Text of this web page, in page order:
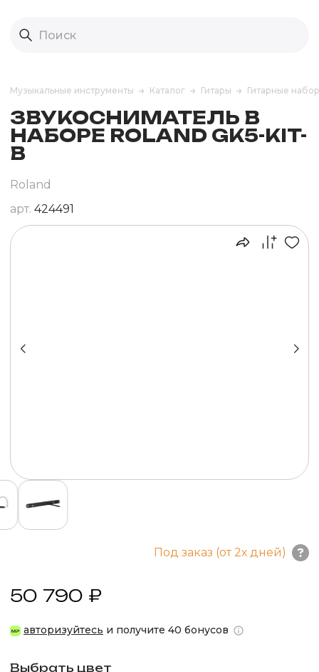
Музыкальные инструменты Каталог Гитары Гитарные
ЗВУКОСНИМАТЕЛЬ В
НАБОРЕ ROLAND GK5-KIT-
B
Roland
арт. 424491
Под заказ (от 2х дней)
50 790 ₽
авторизуйтесь и получите 40 бонусов
Выбрать цвет